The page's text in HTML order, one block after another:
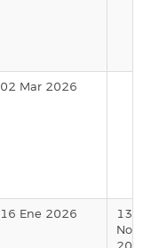
02 Mar 2026
16 Ene 2026
13
Nov